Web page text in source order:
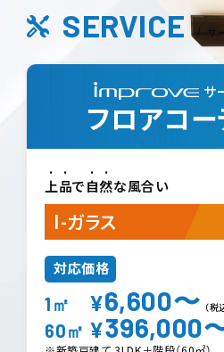
SERVICE サ
サ
フロアコー
上品で自然な風合い
I-ガラス
対応価格
1㎡ ¥6,600〜 （税
60㎡ ¥396,000